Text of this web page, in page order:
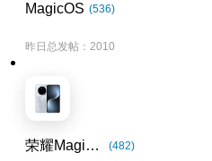
MagicOS (536)
昨日总发帖：2010
荣耀Magic7系列 (482)